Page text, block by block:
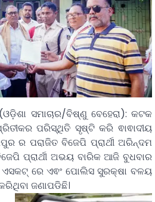
ସମାଚାର/ବିଷ୍ଣୁ ବେହେରା): କଟକ
ପରିସ୍ଥିତି ସୃଷ୍ଟି କରି ଵାଵାଦୀୟ
ର ପରାଜିତ ବିଜେପି ପ୍ରାର୍ଥୀ ଅରିନ୍ଦମ
ପ୍ରାର୍ଥୀ ଅଭୟ ବାରିକ ଆଜି ବୁଧବାର
ରେ ଏଵଂ ପୋଲିସ ସୁରକ୍ଷା ବଳୟ
ଜଣାପଡିଛି।